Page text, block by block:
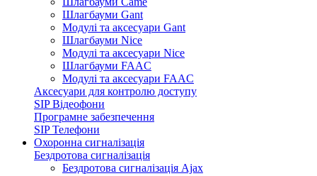
Шлагбауми Gant
Модулі та аксесуари Gant
Шлагбауми Nice
Модулі та аксесуари Nice
Шлагбауми FAAC
Модулі та аксесуари FAAC
Аксесуари для контролю доступу
SIP Відеофони
Програмне забезпечення
SIP Телефони
Охоронна сигналізація
Бездротова сигналізація
Бездротова сигналізація Ajax